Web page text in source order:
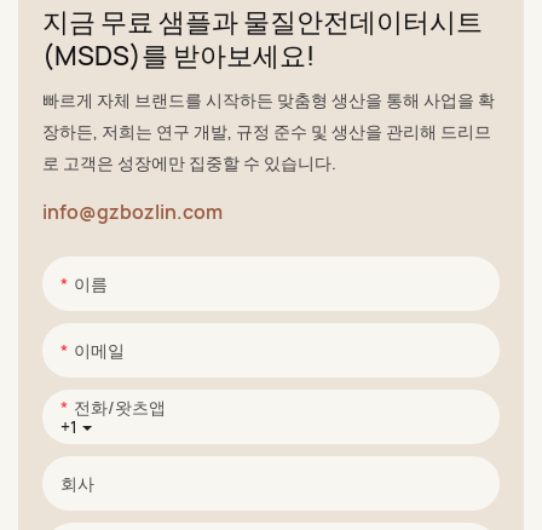
지금 무료 샘플과 물질안전데이터시트
(MSDS)를 받아보세요!
빠르게 자체 브랜드를 시작하든 맞춤형 생산을 통해 사업을 확
장하든, 저희는 연구 개발, 규정 준수 및 생산을 관리해 드리므
로 고객은 성장에만 집중할 수 있습니다.
info@gzbozlin.com
이름
이메일
+1
전화/왓츠앱
회사